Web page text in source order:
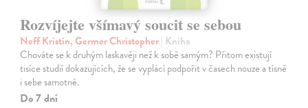
Rozvíjejte všímavý soucit se sebou
Neff Kristin, Germer Christopher| Kniha
Chováte se k druhým laskavěji než k sobě samým? Přitom existují
tisíce studií dokazujících, že se vyplácí podpořit v časech nouze a tísně
i sebe samotné.
Do 7 dní